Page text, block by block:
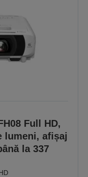
Full HD,
lumeni, afișaj
la 337